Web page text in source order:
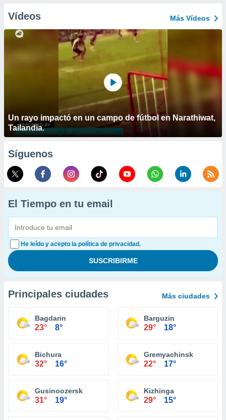
Vídeos Más Vídeos
Un rayo impactó en un campo de fútbol en Narathiwat,
Tailandia.
Síguenos
El Tiempo en tu email
He leído y acepto la política de privacidad.
Principales ciudades Más ciudades
Bagdarin
23° 8°
Barguzin
29° 18°
Bichura
32° 16°
Gremyachinsk
22° 17°
Gusinoozersk
31° 19°
Kizhinga
29° 15°